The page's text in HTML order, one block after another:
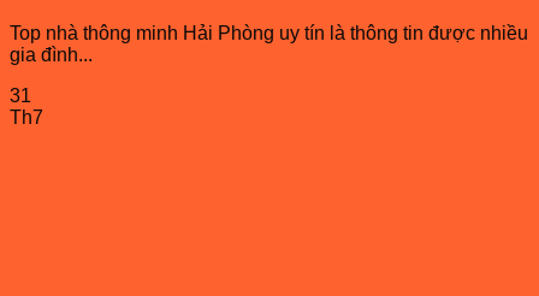
Top nhà thông minh Hải Phòng uy tín là thông tin được nhiều
gia đình...
31
Th7